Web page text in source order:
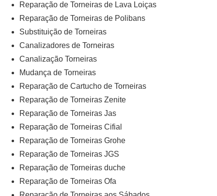
Reparação de Torneiras de Lava Loiças
Reparação de Torneiras de Polibans
Substituição de Torneiras
Canalizadores de Torneiras
Canalização Torneiras
Mudança de Torneiras
Reparação de Cartucho de Torneiras
Reparação de Torneiras Zenite
Reparação de Torneiras Jas
Reparação de Torneiras Cifial
Reparação de Torneiras Grohe
Reparação de Torneiras JGS
Reparação de Torneiras duche
Reparação de Torneiras Ofa